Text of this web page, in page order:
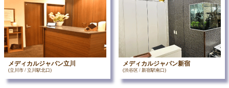
メディカルジャパン立川
(立川市 / 立川駅北口)
メディカルジャパン新宿
(渋谷区 / 新宿駅南口)